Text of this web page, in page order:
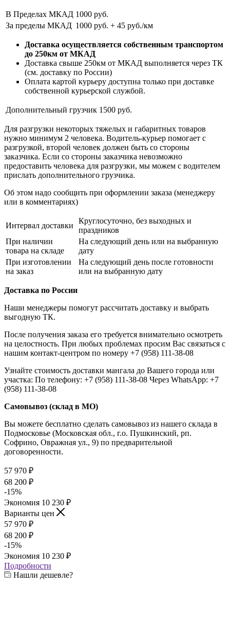
В Пределах МКАД 1000 руб.
За пределы МКАД 1000 руб. + 45 руб./км
Доставка осуществляется собственным транспортом
до 250км от МКАД
Доставка свыше 250км от МКАД выполняется через ТК
(см. доставку по России)
Оплата картой курьеру доступна только при доставке
собственной курьерской службой.
Дополнительный грузчик 1500 руб.
Для разгрузки некоторых тяжелых и габаритных товаров
нужно минимум 2 человека. Водитель-курьер помогает с
разгрузкой, второй человек должен быть со стороны
заказчика. Если со стороны заказчика невозможно
предоставить человека для разгрузки, мы можем с водителем
прислать дополнительного грузчика.
Об этом надо сообщить при оформлении заказа (менеджеру
или в комментариях)
Интервал доставки
Круглосуточно, без выходных и
праздников
При наличии
товара на складе
На следующий день или на выбранную
дату
При изготовлении
на заказ
На следующий день после готовности
или на выбранную дату
Доставка по России
Наши менеджеры помогут рассчитать доставку и выбрать
выгодную ТК.
После получения заказа его требуется внимательно осмотреть
на целостность. При любых проблемах просим Вас связаться с
нашим контакт-центром по номеру +7 (958) 111-38-08
Узнайте стоимость доставки мангала до Вашего города или
участка: По телефону: +7 (958) 111-38-08 Через WhatsApp: +7
(958) 111-38-08
Самовывоз (склад в МО)
Вы можете бесплатно сделать самовывоз из нашего склада в
Подмосковье (Московская обл., г.о. Пушкинский, рп.
Софрино, Овражная ул., 9) по предварительной
договоренности.
57 970 ₽
68 200 ₽
-15%
Экономия 10 230 ₽
Варианты цен
57 970 ₽
68 200 ₽
-15%
Экономия 10 230 ₽
Подробности
Нашли дешевле?